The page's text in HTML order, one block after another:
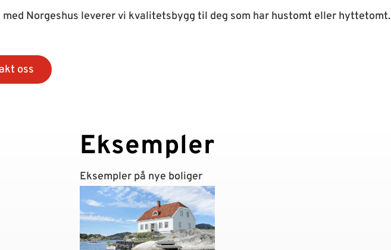
med Norgeshus leverer vi kvalitetsbygg til deg som har hustomt eller hyttetomt.
oss
Eksempler
Eksempler på nye boliger